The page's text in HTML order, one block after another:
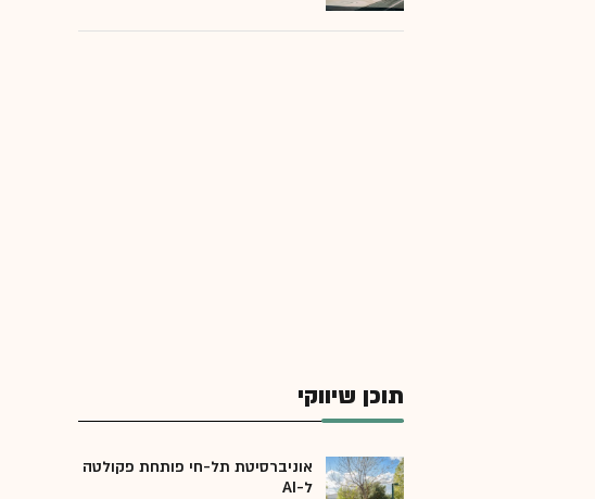
תוכן שיווקי
אוניברסיטת תל-חי פותחת פקולטה
ל-AI